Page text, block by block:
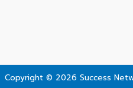
Copyright © 2026 Success